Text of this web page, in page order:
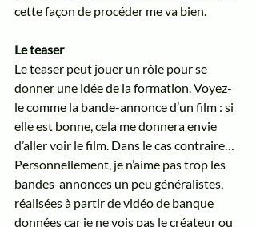
cette façon de procéder me va bien.
Le teaser
Le teaser peut jouer un rôle pour se
donner une idée de la formation. Voyez-
le comme la bande-annonce d’un film : si
elle est bonne, cela me donnera envie
d’aller voir le film. Dans le cas contraire…
Personnellement, je n’aime pas trop les
bandes-annonces un peu généralistes,
réalisées à partir de vidéo de banque
données car je ne vois pas le créateur ou